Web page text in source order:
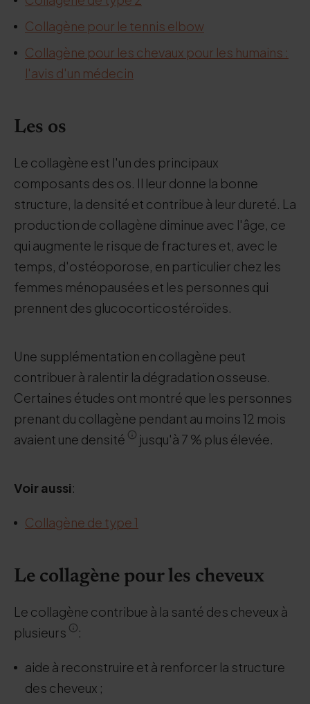
Collagène pour le tennis elbow
Collagène pour les chevaux pour les humains :
l'avis d'un médecin
Les os
Le collagène est l'un des principaux
composants des os. Il leur donne la bonne
structure, la densité et contribue à leur dureté. La
production de collagène diminue avec l'âge, ce
qui augmente le risque de fractures et, avec le
temps, d'ostéoporose, en particulier chez les
femmes ménopausées et les personnes qui
prennent des glucocorticostéroïdes.
Une supplémentation en collagène peut
contribuer à ralentir la dégradation osseuse.
Certaines études ont montré que les personnes
prenant du collagène pendant au moins 12 mois
avaient une densité
jusqu'à 7 % plus élevée.
Voir aussi:
Collagène de type 1
Le collagène pour les cheveux
Le collagène contribue à la santé des cheveux à
plusieurs
:
aide à reconstruire et à renforcer la structure
des cheveux ;